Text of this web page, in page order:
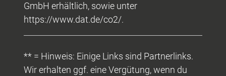
GmbH erhältlich, sowie unter
https://www.dat.de/co2/.
** = Hinweis: Einige Links sind Partnerlinks.
Wir erhalten ggf. eine Vergütung, wenn du